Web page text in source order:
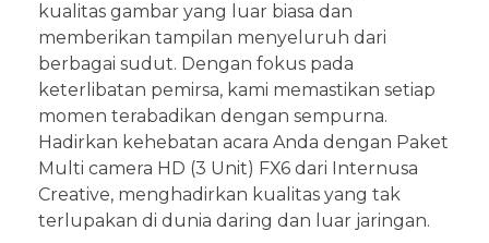
kualitas gambar yang luar biasa dan
memberikan tampilan menyeluruh dari
berbagai sudut. Dengan fokus pada
keterlibatan pemirsa, kami memastikan setiap
momen terabadikan dengan sempurna.
Hadirkan kehebatan acara Anda dengan Paket
Multi camera HD (3 Unit) FX6 dari Internusa
Creative, menghadirkan kualitas yang tak
terlupakan di dunia daring dan luar jaringan.